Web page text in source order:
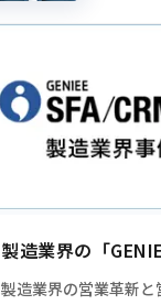
製造業界の「
製造業界の営業革新